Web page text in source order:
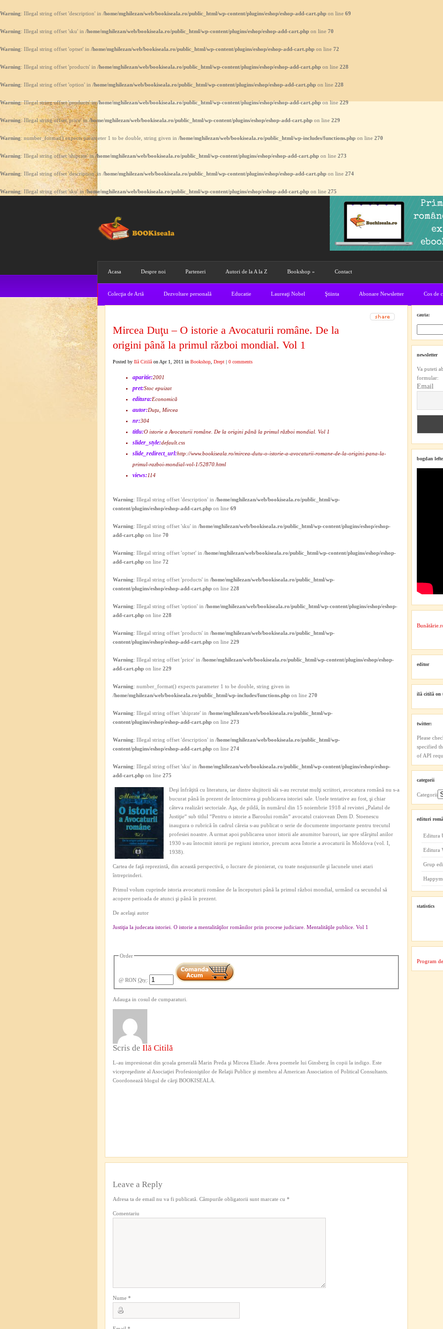
Warning: Illegal string offset 'description' in /home/mghilezan/web/bookiseala.ro/public_html/wp-content/plugins/eshop/eshop-add-cart.php on line 69
Warning: Illegal string offset 'sku' in /home/mghilezan/web/bookiseala.ro/public_html/wp-content/plugins/eshop/eshop-add-cart.php on line 70
Warning: Illegal string offset 'optset' in /home/mghilezan/web/bookiseala.ro/public_html/wp-content/plugins/eshop/eshop-add-cart.php on line 72
Warning: Illegal string offset 'products' in /home/mghilezan/web/bookiseala.ro/public_html/wp-content/plugins/eshop/eshop-add-cart.php on line 228
Warning: Illegal string offset 'option' in /home/mghilezan/web/bookiseala.ro/public_html/wp-content/plugins/eshop/eshop-add-cart.php on line 228
Warning: Illegal string offset 'products' in/home/mghilezan/web/bookiseala.ro/public_html/wp-content/plugins/eshop/eshop-add-cart.phpon line229
Warning: Illegal string offset 'price' in/home/mghilezan/web/bookiseala.ro/public_html/wp-content/plugins/eshop/eshop-add-cart.php on line 229
Warning: number_format() expects parameter 1 to be double, string given in /home/mghilezan/web/bookiseala.ro/public_html/wp-includes/functions.php on line 270
Warning: Illegal string offset 'shiprate' in/home/mghilezan/web/bookiseala.ro/public_html/wp-content/plugins/eshop/eshop-add-cart.php on line 273
Warning: Illegal string offset 'description' in /home/mghilezan/web/bookiseala.ro/public_html/wp-content/plugins/eshop/eshop-add-cart.php on line 274
Warning: Illegal string offset 'sku' in/home/mghilezan/web/bookiseala.ro/public_html/wp-content/plugins/eshop/eshop-add-cart.php on line 275
Acasa Despre noi Parteneri Autori de la A la Z Bookshop » Contact
Colecţia de Artă Dezvoltare personală Educatie Laureaţi Nobel Ştiinta Abonare Newsletter Cos de
Mircea Duţu – O istorie a Avocaturii române. De la
origini până la primul război mondial. Vol 1
Posted by Ilă Citilă on Apr 1, 2011 in Bookshop Drept | 0 comments
aparitie:2001
pret:Stoc epuizat
editura:Economică
autor:Duţu, Mircea
nr:304
titlu:O istorie a Avocaturii române. De la origini până la primul război mondial. Vol 1
slider_style:default.css
slide_redirect_url:http://www.bookiseala.ro/mircea-dutu-o-istorie-a-avocaturii-romane-de-la-origini-pana-la-
primul-razboi-mondial-vol-1/52870.html
views:114
Warning: Illegal string offset 'description' in /home/mghilezan/web/bookiseala.ro/public_html/wp-
content/plugins/eshop/eshop-add-cart.php on line 69
Warning: Illegal string offset 'sku' in /home/mghilezan/web/bookiseala.ro/public_html/wp-content/plugins/eshop/eshop-
add-cart.php on line 70
Warning: Illegal string offset 'optset' in /home/mghilezan/web/bookiseala.ro/public_html/wp-content/plugins/eshop/eshop-
add-cart.php on line 72
Warning: Illegal string offset 'products' in /home/mghilezan/web/bookiseala.ro/public_html/wp-
content/plugins/eshop/eshop-add-cart.php on line 228
Warning: Illegal string offset 'option' in /home/mghilezan/web/bookiseala.ro/public_html/wp-content/plugins/eshop/eshop-
add-cart.php on line 228
Warning: Illegal string offset 'products' in /home/mghilezan/web/bookiseala.ro/public_html/wp-
content/plugins/eshop/eshop-add-cart.php on line 229
Warning: Illegal string offset 'price' in /home/mghilezan/web/bookiseala.ro/public_html/wp-content/plugins/eshop/eshop-
add-cart.php on line 229
Warning: number_format() expects parameter 1 to be double, string given in
/home/mghilezan/web/bookiseala.ro/public_html/wp-includes/functions.php on line 270
Warning: Illegal string offset 'shiprate' in /home/mghilezan/web/bookiseala.ro/public_html/wp-
content/plugins/eshop/eshop-add-cart.php on line 273
Warning: Illegal string offset 'description' in /home/mghilezan/web/bookiseala.ro/public_html/wp-
content/plugins/eshop/eshop-add-cart.php on line 274
Warning: Illegal string offset 'sku' in /home/mghilezan/web/bookiseala.ro/public_html/wp-content/plugins/eshop/eshop-
add-cart.php on line 275
Deşi înfrăţită cu literatura, iar dintre slujitorii săi s-au recrutat mulţi scriitori, avocatura română nu s-a
bucurat până în prezent de întocmirea şi publicarea istoriei sale. Unele tentative au fost, şi chiar
câteva realizări sectoriale. Aşa, de pildă, în numărul din 15 noiembrie 1918 al revistei „Palatul de
Justiţie“ sub titlul “Pentru o istorie a Baroului român“ avocatul craiovean Dem D. Stoenescu
inaugura o rubrică în cadrul căreia s-au publicat o serie de documente importante pentru trecutul
profesiei noastre. A urmat apoi publicarea unor istorii ale anumitor barouri, iar spre sfârşitul anilor
1930 s-au întocmit istorii pe regiuni istorice, precum acea Istorie a avocaturii în Moldova (vol. I,
1938).
Cartea de faţă reprezintă, din această perspectivă, o lucrare de pionierat, cu toate neajunsurile şi lacunele unei atari
întreprinderi.
Primul volum cuprinde istoria avocaturii române de la începuturi până la primul război mondial, urmând ca secundul să
acopere perioada de atunci şi până în prezent.
De acelaşi autor
Justiţia la judecata istoriei. O istorie a mentalităţilor românilor prin procese judiciare. Mentalităţile publice. Vol 1
Order
@ RON Qty:
Adauga in cosul de cumparaturi.
Scris de Ilă Citilă
L-au impresionat din şcoala generală Marin Preda şi Mircea Eliade. Avea poemele lui Ginsberg în copii la indigo. Este
vicepreşedinte al Asociaţiei Profesioniştilor de Relaţii Publice şi membru al American Association of Political Consultants.
Coordonează blogul de cărţi BOOKISEALA.
Leave a Reply
Adresa ta de email nu va fi publicată. Câmpurile obligatorii sunt marcate cu *
Comentariu
Nume *
cauta:
newsletter
Va puteti
formular:
Email
bogdan
editor
ilă citilă on
twitter:
Please
specified
of API
categorii
Categorii
edituri
Editura
Editura
Grup
statistics
Program